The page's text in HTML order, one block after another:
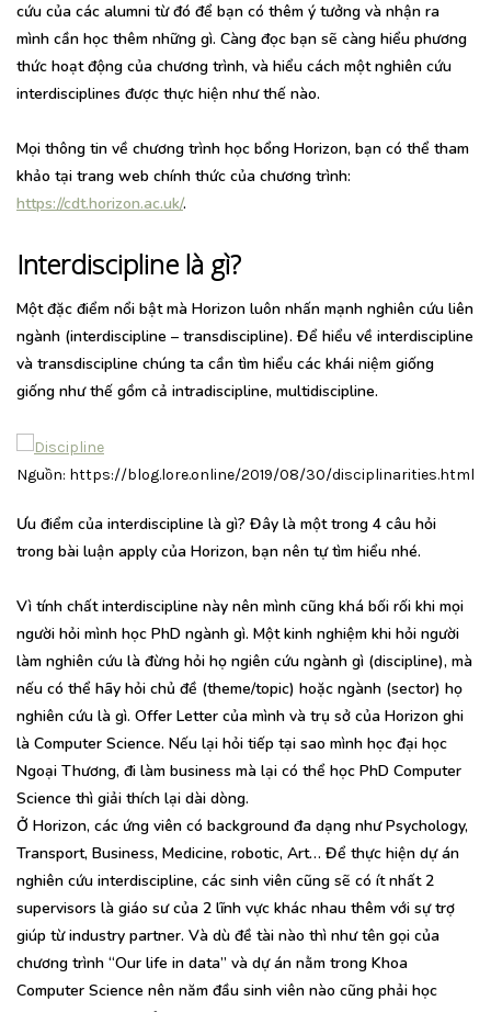
cứu của các alumni từ đó để bạn có thêm ý tưởng và nhận ra
mình cần học thêm những gì. Càng đọc bạn sẽ càng hiểu phương
thức hoạt động của chương trình, và hiểu cách một nghiên cứu
interdisciplines được thực hiện như thế nào.
Mọi thông tin về chương trình học bổng Horizon, bạn có thể tham
khảo tại trang web chính thức của chương trình:
https://cdt.horizon.ac.uk/.
Interdiscipline là gì?
Một đặc điểm nổi bật mà Horizon luôn nhấn mạnh nghiên cứu liên
ngành (interdiscipline – transdiscipline). Để hiểu về interdiscipline
và transdiscipline chúng ta cần tìm hiểu các khái niệm giống
giống như thế gồm cả intradiscipline, multidiscipline.
Nguồn: https://blog.lore.online/2019/08/30/disciplinarities.html
Ưu điểm của interdiscipline là gì? Đây là một trong 4 câu hỏi
trong bài luận apply của Horizon, bạn nên tự tìm hiểu nhé.
Vì tính chất interdiscipline này nên mình cũng khá bối rối khi mọi
người hỏi mình học PhD ngành gì. Một kinh nghiệm khi hỏi người
làm nghiên cứu là đừng hỏi họ ngiên cứu ngành gì (discipline), mà
nếu có thể hãy hỏi chủ đề (theme/topic) hoặc ngành (sector) họ
nghiên cứu là gì. Offer Letter của mình và trụ sở của Horizon ghi
là Computer Science. Nếu lại hỏi tiếp tại sao mình học đại học
Ngoại Thương, đi làm business mà lại có thể học PhD Computer
Science thì giải thích lại dài dòng.
Ở Horizon, các ứng viên có background đa dạng như Psychology,
Transport, Business, Medicine, robotic, Art… Để thực hiện dự án
nghiên cứu interdiscipline, các sinh viên cũng sẽ có ít nhất 2
supervisors là giáo sư của 2 lĩnh vực khác nhau thêm với sự trợ
giúp từ industry partner. Và dù đề tài nào thì như tên gọi của
chương trình “Our life in data” và dự án nằm trong Khoa
Computer Science nên năm đầu sinh viên nào cũng phải học